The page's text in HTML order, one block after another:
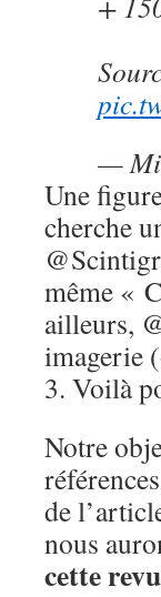
—
Une
cherche
même «
ailleurs,
imagerie
3. Voilà
Notre
de
nous
cette